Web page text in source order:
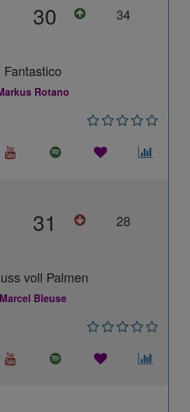
30 34
Fantastico
Rotano
31 28
voll Palmen
Marcel Bleuse